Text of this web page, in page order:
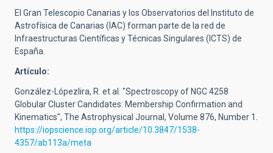
El Gran Telescopio Canarias y los Observatorios del Instituto de
Astrofísica de Canarias (IAC) forman parte de la red de
Infraestructuras Científicas y Técnicas Singulares (ICTS) de
España.
Artículo:
González-Lópezlira, R. et al. "Spectroscopy of NGC 4258
Globular Cluster Candidates: Membership Confirmation and
Kinematics", The Astrophysical Journal, Volume 876, Number 1.
https://iopscience.iop.org/article/10.3847/1538-
4357/ab113a/meta